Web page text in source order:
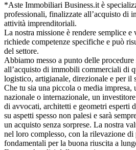
*Aste Immobiliari Business.it è
professionali, finalizzate all’acquisto di
attività imprenditoriali.
La nostra missione è rendere semplice e
richiede competenze specifiche e può
del settore.
Abbiamo messo a punto delle
all’acquisto di immobili commerciali di
logistico, artigianale, direzionale e per il
Che tu sia una piccola o media impresa,
nazionale o internazionale, un
di avvocati, architetti e geometri esperti
su aspetti spesso non palesi e sarà
un acquisto senza sorprese. La nostra
nel loro complesso, con la rilevazione
fondamentali per la buona riuscita a